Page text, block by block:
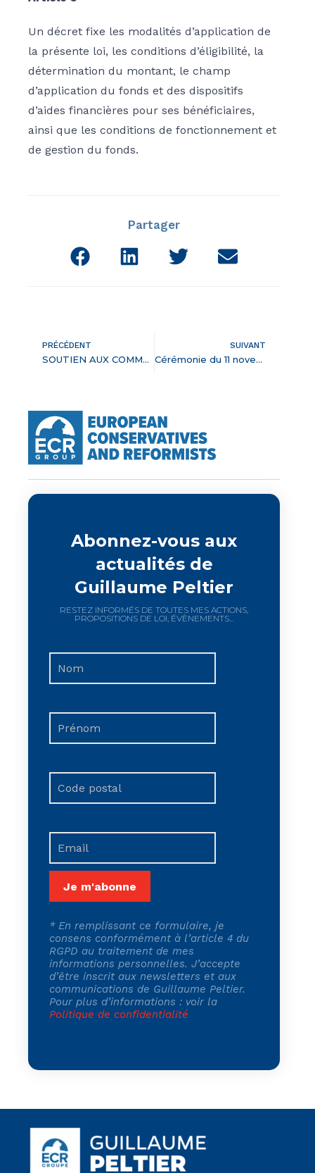
Un décret fixe les modalités d’application de
la présente loi, les conditions d’éligibilité, la
détermination du montant, le champ
d’application du fonds et des dispositifs
d’aides financières pour ses bénéficiaires,
ainsi que les conditions de fonctionnement et
de gestion du fonds.
Partager
PRÉCÉDENT
SOUTIEN AUX COMMERÇANTS ET LIBRAIRES : Guillaume Peltier écrit à Emmanuel Macron
SUIVANT
Cérémonie du 11 novembre 2020 à Pruniers-en-Sologne
Abonnez-vous aux
actualités de
Guillaume Peltier
RESTEZ INFORMÉS DE TOUTES MES ACTIONS,
PROPOSITIONS DE LOI, ÉVÈNEMENTS...
* En remplissant ce formulaire, je
consens conformément à l’article 4 du
RGPD au traitement de mes
informations personnelles. J’accepte
d’être inscrit aux newsletters et aux
communications de Guillaume Peltier.
Pour plus d’informations : voir la
Politique de confidentialité